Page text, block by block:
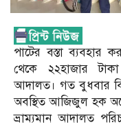
পাটের বস্তা ব্যবহার
থেকে ২২হাজার
আদালত। গত বুধবার
অবস্থিত আজিজুল হক
ভ্রাম্যমান আদালত